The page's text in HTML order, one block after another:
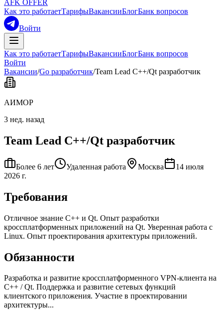
AFK OFFER
Как это работаетТарифыВакансииБлогБанк вопросов
Войти
Как это работаетТарифыВакансииБлогБанк вопросов
Войти
Вакансии/Go разработчик/Team Lead C++/Qt разработчик
АИМОР
3 нед. назад
Team Lead C++/Qt разработчик
Более 6 лет Удаленная работа Москва
14 июля
2026 г.
Требования
Отличное знание C++ и Qt. Опыт разработки
кроссплатформенных приложений на Qt. Уверенная работа с
Linux. Опыт проектирования архитектуры приложений.
Обязанности
Разработка и развитие кроссплатформенного VPN-клиента на
C++ / Qt. Поддержка и развитие сетевых функций
клиентского приложения. Участие в проектировании
архитектуры...